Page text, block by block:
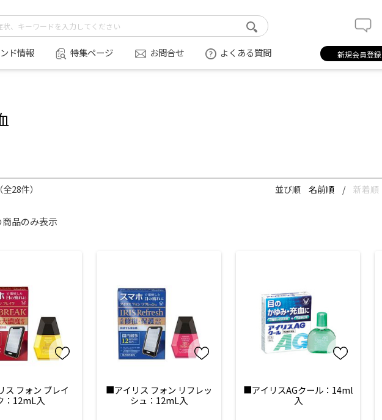
ド情報 特集ページ お問合せ よくある質問 新規会員登録
28件） 並び順 名前順 / 新着順
品のみ表示
フォン ブレイ
：12mL入
■アイリス フォン リフレッ
シュ：12mL入
■アイリスAGクール：14ml
入